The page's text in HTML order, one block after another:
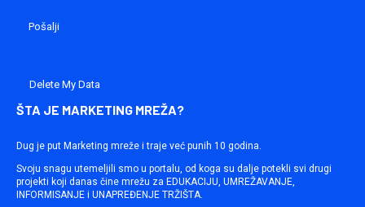
Delete My Data
ŠTA JE MARKETING MREŽA?
Dug je put Marketing mreže i traje već punih 10 godina.
Svoju snagu utemeljili smo u portalu, od koga su dalje potekli svi drugi
projekti koji danas čine mrežu za EDUKACIJU, UMREŽAVANJE,
INFORMISANJE i UNAPREĐENJE TRŽIŠTA.